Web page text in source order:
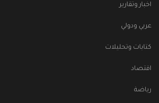
اخبار وتقارير
عربي ودولي
كتابات وتحليلات
اقتصاد
رياضة